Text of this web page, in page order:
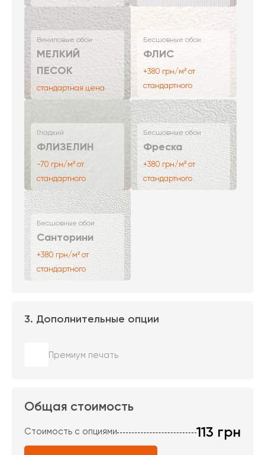
Виниловые обои
МЕЛКИЙ
ПЕСОК
стандартная цена
Бесшовные обои
ФЛИС
+380 грн/м² от
стандартного
Гладкий
ФЛИЗЕЛИН
-70 грн/м² от
стандартного
Бесшовные обои
Фреска
+380 грн/м² от
стандартного
Бесшовные обои
Санторини
+380 грн/м² от
стандартного
3. Дополнительные опции
Премиум печать
Общая стоимость
Стоимость с опциями 113 грн